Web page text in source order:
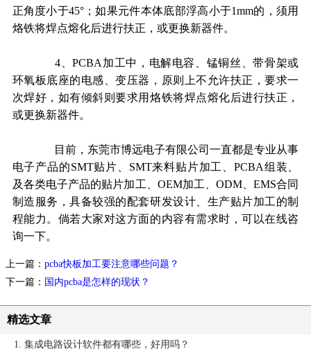
正角度小于45° ；如果元件本体底部浮高小于1mm的，须用
烙铁将焊点熔化后进行扶正，或更换新器件。
4、PCBA 加工中，电解电容、锰铜丝、带骨架或
环氧板底座的电感、变压器，原则上不允许扶正，要求一
次焊好，如有倾斜则要求用烙铁将焊点熔化后进行扶正，
或更换新器件。
目前，东莞市博远电子有限公司一直都是专业从事
电子产品的SMT贴片、 SMT来料贴片加工、PCBA组装、
及各类电子产品的贴片加工、 OEM加工、ODM 、EMS合同
制造服务，具备较强的配套研发设计、生产贴片加工的制
程能力。倘若大家对这方面的内容有需求时，可以在线咨
询一下。
上一篇： pcba快板加工要注意哪些问题？
下一篇： 国内pcba是怎样的现状？
精选文章
1. 集成电路设计软件都有哪些，好用吗？